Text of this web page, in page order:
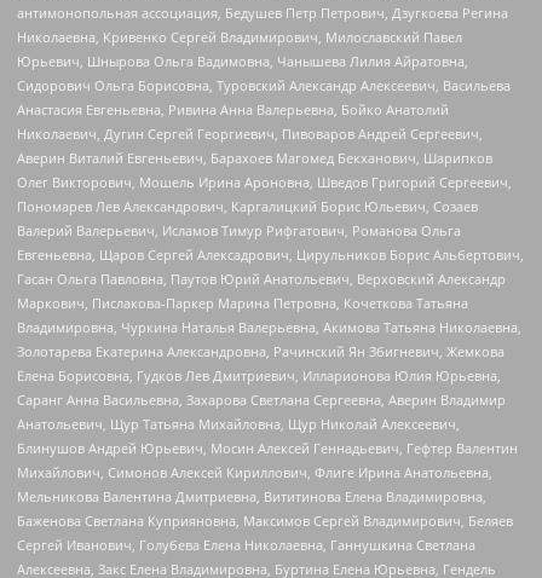
антимонопольная ассоциация, Бедушев Петр Петрович, Дзугкоева Регина
Николаевна, Кривенко Сергей Владимирович, Милославский Павел
Юрьевич, Шнырова Ольга Вадимовна, Чанышева Лилия Айратовна,
Сидорович Ольга Борисовна, Туровский Александр Алексеевич, Васильева
Анастасия Евгеньевна, Ривина Анна Валерьевна, Бойко Анатолий
Николаевич, Дугин Сергей Георгиевич, Пивоваров Андрей Сергеевич,
Аверин Виталий Евгеньевич, Барахоев Магомед Бекханович, Шарипков
Олег Викторович, Мошель Ирина Ароновна, Шведов Григорий Сергеевич,
Пономарев Лев Александрович, Каргалицкий Борис Юльевич, Созаев
Валерий Валерьевич, Исламов Тимур Рифгатович, Романова Ольга
Евгеньевна, Щаров Сергей Алексадрович, Цирульников Борис Альбертович,
Гасан Ольга Павловна, Паутов Юрий Анатольевич, Верховский Александр
Маркович, Пислакова-Паркер Марина Петровна, Кочеткова Татьяна
Владимировна, Чуркина Наталья Валерьевна, Акимова Татьяна Николаевна,
Золотарева Екатерина Александровна, Рачинский Ян Збигневич, Жемкова
Елена Борисовна, Гудков Лев Дмитриевич, Илларионова Юлия Юрьевна,
Саранг Анна Васильевна, Захарова Светлана Сергеевна, Аверин Владимир
Анатольевич, Щур Татьяна Михайловна, Щур Николай Алексеевич,
Блинушов Андрей Юрьевич, Мосин Алексей Геннадьевич, Гефтер Валентин
Михайлович, Симонов Алексей Кириллович, Флиге Ирина Анатольевна,
Мельникова Валентина Дмитриевна, Вититинова Елена Владимировна,
Баженова Светлана Куприяновна, Максимов Сергей Владимирович, Беляев
Сергей Иванович, Голубева Елена Николаевна, Ганнушкина Светлана
Алексеевна, Закс Елена Владимировна, Буртина Елена Юрьевна, Гендель